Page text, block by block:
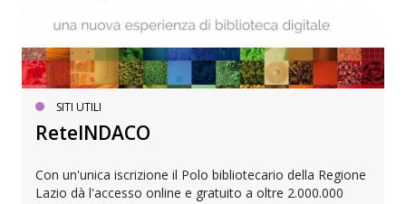
SITI UTILI
ReteINDACO
Con un'unica iscrizione il Polo bibliotecario della Regione
Lazio dà l'accesso online e gratuito a oltre 2.000.000